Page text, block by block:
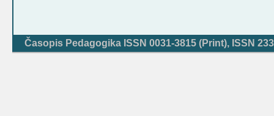
Časopis Pedagogika ISSN 0031-3815 (Print), ISSN